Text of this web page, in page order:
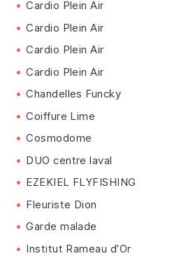
Cardio Plein Air
Cardio Plein Air
Cardio Plein Air
Cardio Plein Air
Chandelles Funcky
Coiffure Lime
Cosmodome
DUO centre laval
EZEKIEL FLYFISHING
Fleuriste Dion
Garde malade
Institut Rameau d’Or